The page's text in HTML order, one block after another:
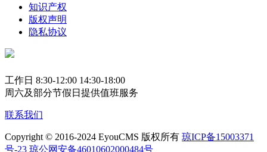
知识产权
版权声明
隐私协议
工作日 8:30-12:00 14:30-18:00
周六及部分节假日提供值班服务
联系我们
Copyright © 2016-2024 EyouCMS 版权所有 琼ICP备15003371
号-23 琼公网安备46010602000484号